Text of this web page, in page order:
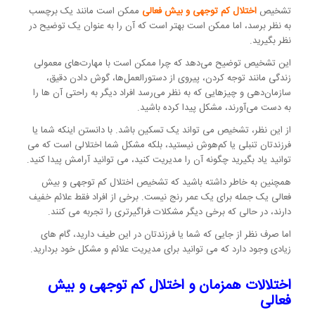
تشخیص اختلال کم توجهی و بیش فعالی ممکن است مانند یک برچسب
به نظر برسد، اما ممکن است بهتر است که آن را به عنوان یک توضیح در
نظر بگیرید.
این تشخیص توضیح می‌دهد که چرا ممکن است با مهارت‌های معمولی
زندگی مانند توجه کردن، پیروی از دستورالعمل‌ها، گوش دادن دقیق،
سازمان‌دهی و چیزهایی که به نظر می‌رسد افراد دیگر به راحتی آن ها را
به دست می‌آورند، مشکل پیدا کرده باشید.
از این نظر، تشخیص می تواند یک تسکین باشد. با دانستن اینکه شما یا
فرزندتان تنبلی یا کم‌هوش نیستید، بلکه مشکل شما اختلالی است که می
توانید یاد بگیرید چگونه آن را مدیریت کنید، می توانید آرامش پیدا کنید.
همچنین به خاطر داشته باشید که تشخیص اختلال کم توجهی و بیش
فعالی یک جمله برای یک عمر رنج نیست. برخی از افراد فقط علائم خفیف
دارند، در حالی که برخی دیگر مشکلات فراگیرتری را تجربه می کنند.
اما صرف نظر از جایی که شما یا فرزندتان در این طیف دارید، گام های
زیادی وجود دارد که می توانید برای مدیریت علائم و مشکل خود بردارید.
اختلالات همزمان و اختلال کم توجهی و بیش
فعالی